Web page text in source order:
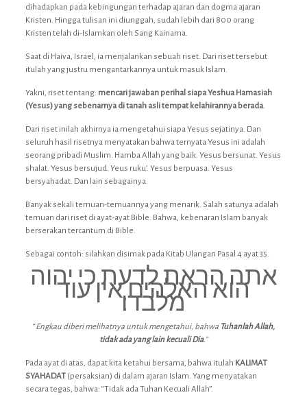
dihadapkan pada kebingungan terhadap ajaran dan dogma ajaran
Kristen. Hingga tulisan ini diunggah, sudah lebih dari 800 orang
Kristen telah di-Islamkan oleh Sang Kainama.
Saat di Haiva, Israel, ia menjalankan sebuah riset. Dari riset tersebut
itulah yang justru mengantarkannya untuk masuk Islam.
Yakni, riset tentang: mencari jawaban perihal siapa Yeshua Hamasiah
(Yesus) yang sebenarnya di tanah asli tempat kelahirannya berada.
Dari riset inilah akhirnya ia mengetahui siapa Yesus sejatinya. Dan
seluruh hasil risetnya menyatakan bahwa ternyata Yesus ini adalah
seorang pribadi Muslim. Hamba Allah yang baik. Yesus bersunat. Yesus
shalat. Yesus bersujud. Yeus ruku’. Yesus berpuasa. Yesus
bersyahadat. Dan lain sebagainya.
Banyak sekali temuan-temuannya yang menarik. Salah satunya adalah
temuan dari riset di ayat-ayat Bible. Bahwa, kebenaran Islam banyak
berserakan tercantum di Bible.
Sebagai contoh: silahkan disimak pada Kitab Ulangan Pasal 4 ayat 35.
אתה הראת לדעת כי יהוה
הוא האלהים אין עוד
מלבדו׃
“Engkau diberi melihatnya untuk mengetahui, bahwa Tuhanlah Allah,
tidak ada yang lain kecuali Dia.”
Pada ayat di atas, dapat kita ketahui bersama, bahwa itulah KALIMAT
SYAHADAT (persaksian) di dalam ajaran Islam. Yang menyatakan
secara tegas, bahwa: “Tidak ada Tuhan Kecuali Allah”.